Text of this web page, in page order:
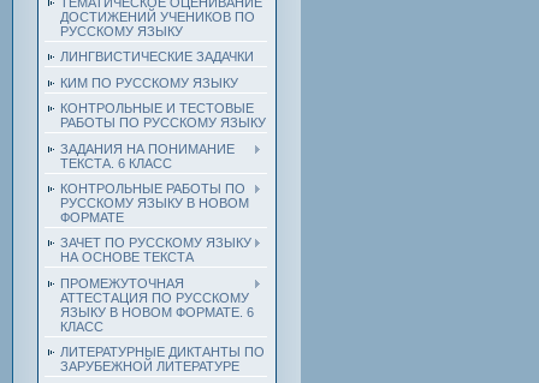
ДОСТИЖЕНИЙ УЧЕНИКОВ ПО
РУССКОМУ ЯЗЫКУ
ЛИНГВИСТИЧЕСКИЕ ЗАДАЧКИ
КИМ ПО РУССКОМУ ЯЗЫКУ
КОНТРОЛЬНЫЕ И ТЕСТОВЫЕ
РАБОТЫ ПО РУССКОМУ ЯЗЫКУ
ЗАДАНИЯ НА ПОНИМАНИЕ
ТЕКСТА. 6 КЛАСС
КОНТРОЛЬНЫЕ РАБОТЫ ПО
РУССКОМУ ЯЗЫКУ В НОВОМ
ФОРМАТЕ
ЗАЧЕТ ПО РУССКОМУ ЯЗЫКУ
НА ОСНОВЕ ТЕКСТА
ПРОМЕЖУТОЧНАЯ
АТТЕСТАЦИЯ ПО РУССКОМУ
ЯЗЫКУ В НОВОМ ФОРМАТЕ. 6
КЛАСС
ЛИТЕРАТУРНЫЕ ДИКТАНТЫ ПО
ЗАРУБЕЖНОЙ ЛИТЕРАТУРЕ